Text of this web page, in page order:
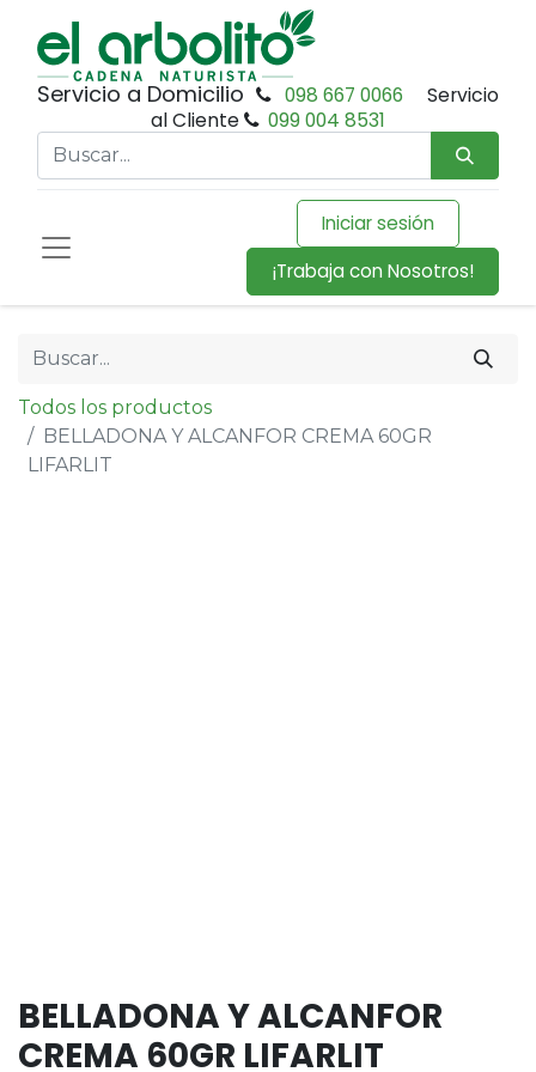
Servicio a Domicilio 098 667 0066
Servicio
al Cliente
099 004 8531
Iniciar sesión
¡Trabaja con Nosotros!
Todos los productos
BELLADONA Y ALCANFOR CREMA 60GR
LIFARLIT
BELLADONA Y ALCANFOR
CREMA 60GR LIFARLIT